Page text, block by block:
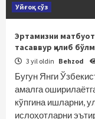
Уйғоқ сўз
Эртамизни
тасаввур қилиб
3 yil oldin Behzod
Бугун Янги
амалга
кўпгина ишларни,
ислоҳотларни